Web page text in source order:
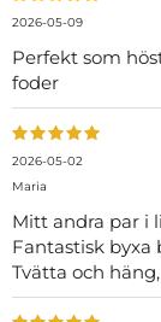
2026-05-09
Perfekt som
foder
2026-05-02
Maria
Mitt andra par i
Fantastisk byxa
Tvätta och